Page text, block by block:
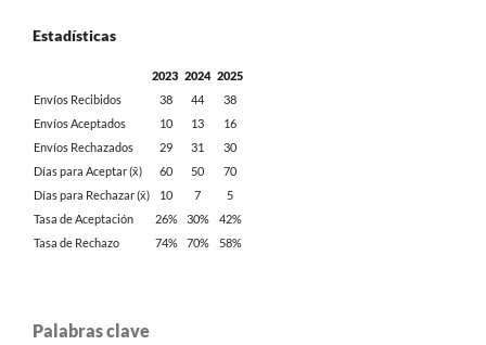
Estadísticas
2023 2024 2025
Envíos Recibidos
38 44
38
Envíos Aceptados
10 13
16
Envíos Rechazados
29 31
30
Días para Aceptar (x̄)
60 50
70
Días para Rechazar (x̄)
10 7
5
Tasa de Aceptación
26% 30%
42%
Tasa de Rechazo
74% 70% 58%
Palabras clave